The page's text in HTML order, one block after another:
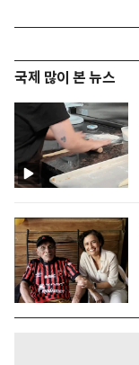
국제 많이 본 뉴스